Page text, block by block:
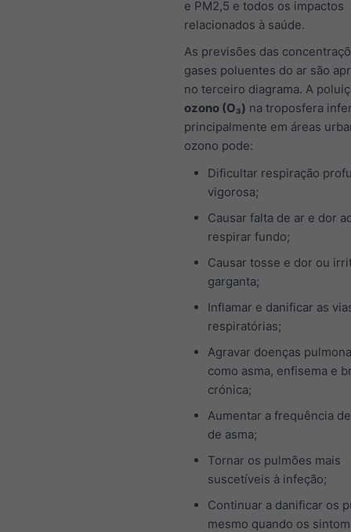
e PM2,5 e todos os impactos
relacionados à saúde.
As previsões das
gases poluentes do ar são
no terceiro diagrama. A
ozono (O₃) na troposfera
principalmente em áreas
ozono pode:
Dificultar respiração
vigorosa;
Causar falta de ar e dor
respirar fundo;
Causar tosse e dor ou
garganta;
Inflamar e danificar as
respiratórias;
Agravar doenças
como asma, enfisema e
crónica;
Aumentar a frequência
de asma;
Tornar os pulmões mais
suscetíveis à infeção;
Continuar a danificar os
mesmo quando os